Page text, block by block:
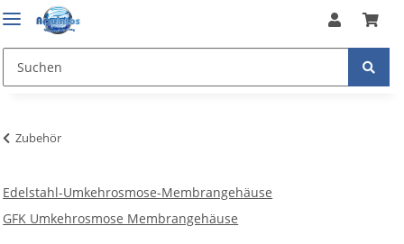
Zubehör
Edelstahl-Umkehrosmose-Membrangehäuse
GFK Umkehrosmose Membrangehäuse